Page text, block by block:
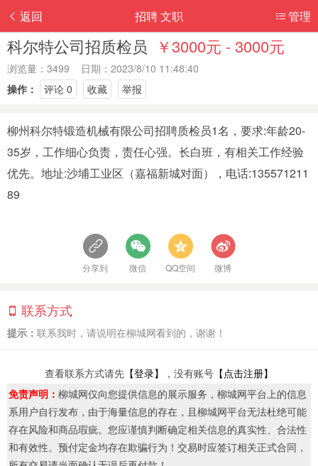
返回 管理
招聘 文职
科尔特公司招质检员 ￥3000元 - 3000元
浏览量：3499 日期：2023/8/10 11:48:40
操作：
评论 0 收藏 举报
柳州科尔特锻造机械有限公司招聘质检员1名，要求:年龄20-
35岁，工作细心负责，责任心强。长白班，有相关工作经验
优先。地址:沙埔工业区（嘉福新城对面），电话:135571211
89
分享到 微信 QQ空间 微博
联系方式
提示： 联系我时，请说明在柳城网看到的，谢谢！
查看联系方式请先 【登录】 ，没有账号 【点击注册】
免责声明： 柳城网仅向您提供信息的展示服务，柳城网平台上的信息
系用户自行发布，由于海量信息的存在，且柳城网平台无法杜绝可能
存在风险和商品瑕疵。您应谨慎判断确定相关信息的真实性、合法性
和有效性。预付定金均存在欺骗行为！交易时应签订相关正式合同，